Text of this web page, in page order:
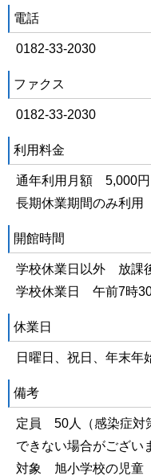
電話
0182-33-2030
ファクス
0182-33-2030
利用料金
通年利用月額 5,000円
長期休業期間のみ利用
開館時間
学校休業日以外 放課
学校休業日 午前7時
休業日
日曜日、祝日、年末年
備考
定員 50人（感染症対
できない場合がござい
対象 旭小学校の児童